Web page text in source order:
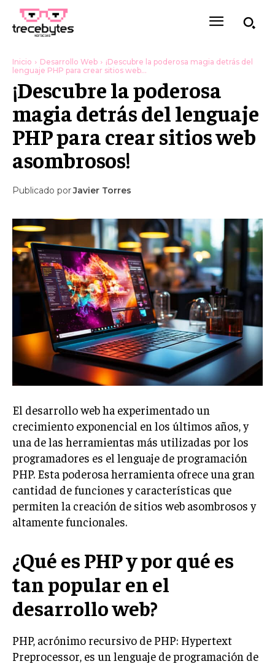
Inicio Desarrollo Web
¡Descubre la poderosa magia detrás del
lenguaje PHP para crear sitios web...
¡Descubre la poderosa
magia detrás del lenguaje
PHP para crear sitios web
asombrosos!
Publicado porJavier Torres
El desarrollo web ha experimentado un
crecimiento exponencial en los últimos años, y
una de las herramientas más utilizadas por los
programadores es el lenguaje de programación
PHP. Esta poderosa herramienta ofrece una gran
cantidad de funciones y características que
permiten la creación de sitios web asombrosos y
altamente funcionales.
¿Qué es PHP y por qué es
tan popular en el
desarrollo web?
PHP, acrónimo recursivo de PHP: Hypertext
Preprocessor, es un lenguaje de programación de